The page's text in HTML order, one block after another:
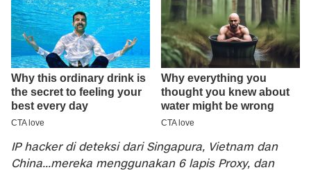
IP hacker di deteksi dari Singapura, Vietnam dan
China...mereka menggunakan 6 lapis Proxy, dan